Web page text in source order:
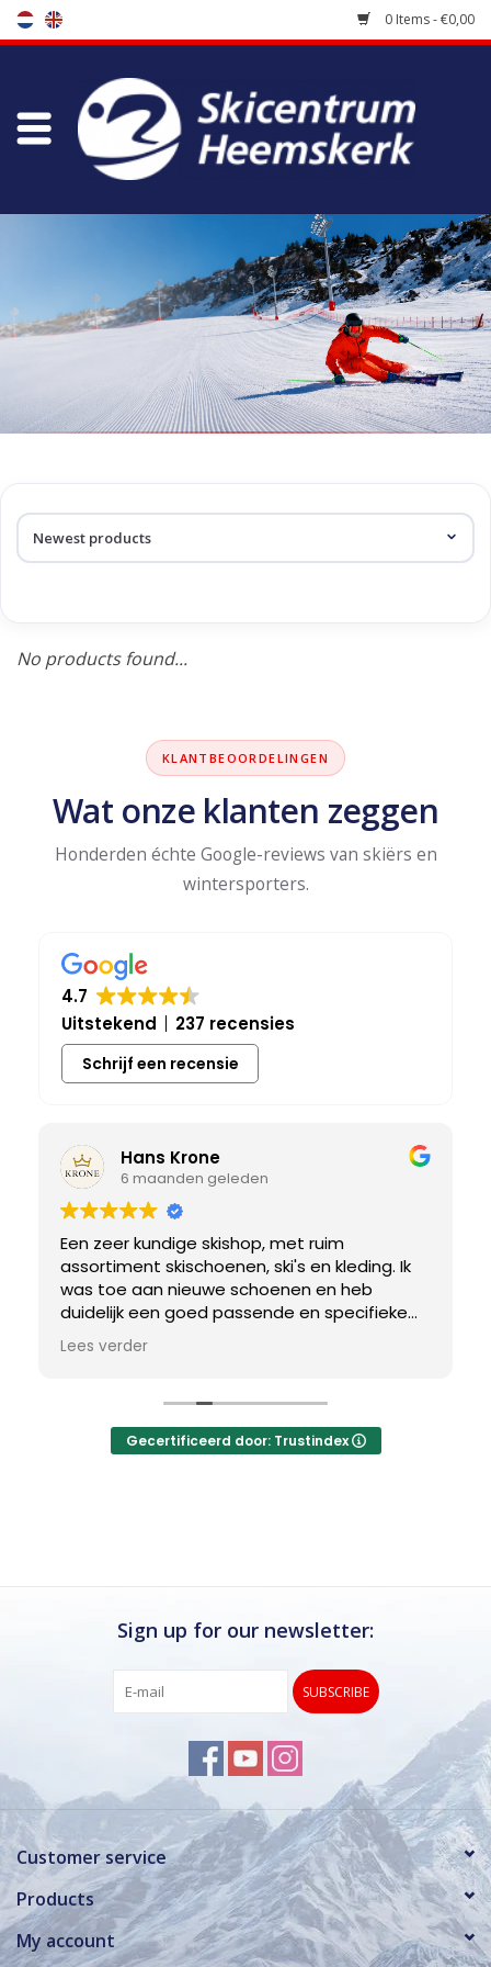
0 Items - €0,00
Store
Maintenance
koopgidsen
Products tagged with
snowboot
No products found...
KLANTBEOORDELINGEN
Wat onze klanten zeggen
Honderden échte Google-reviews van skiërs en
wintersporters.
4.7
Uitstekend
237 recensies
Schrijf een recensie
Hans Krone
6 maanden geleden
Een zeer kundige skishop, met ruim
assortiment skischoenen, ski's en kleding. Ik
was toe aan nieuwe schoenen en heb
duidelijk een goed passende en specifieke
breedtemaat nodig. Er werd uitgebreid de
tijd genomen om de juiste schoen te vinden.
gevonden, waar met een paar kleine
aanpassing het perfecte model van werd
gemaakt.
Lees verder
Gecertificeerd door: Trustindex
Sign up for our newsletter:
SUBSCRIBE
Customer service
Products
My account